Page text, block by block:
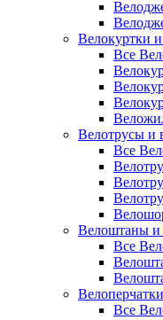
Велокуртки
Все
Велотрусы и
Все
Велоштаны и
Все
Велоперчатки
Все